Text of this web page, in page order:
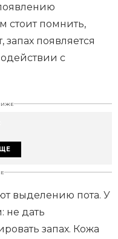
стоит помнить,
запах появляется
с
выделению пота. У
не дать
запах. Кожа